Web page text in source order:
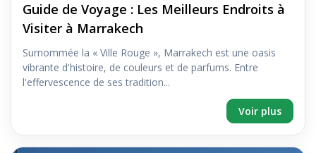
Guide de Voyage : Les Meilleurs Endroits à
Visiter à Marrakech
Surnommée la « Ville Rouge », Marrakech est une oasis
vibrante d'histoire, de couleurs et de parfums. Entre
l'effervescence de ses tradition...
Voir plus